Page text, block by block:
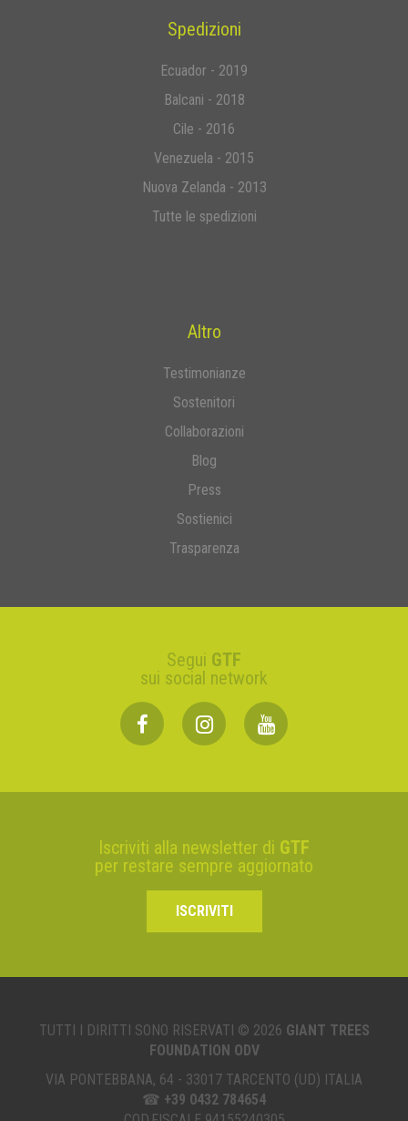
Spedizioni
Ecuador - 2019
Balcani - 2018
Cile - 2016
Venezuela - 2015
Nuova Zelanda - 2013
Tutte le spedizioni
Altro
Testimonianze
Sostenitori
Collaborazioni
Blog
Press
Sostienici
Trasparenza
Segui GTF
sui social network
Iscriviti alla newsletter di GTF
per restare sempre aggiornato
ISCRIVITI
TUTTI I DIRITTI SONO RISERVATI © 2026 GIANT TREES
FOUNDATION ODV
VIA PONTEBBANA, 64 - 33017 TARCENTO (UD) ITALIA
☎ +39 0432 784654